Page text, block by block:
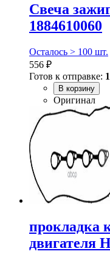
Свеча
1884610060
Осталось > 100 шт.
556 ₽
Готов к отправке:
В корзину
Оригинал
прокладка
двигателя